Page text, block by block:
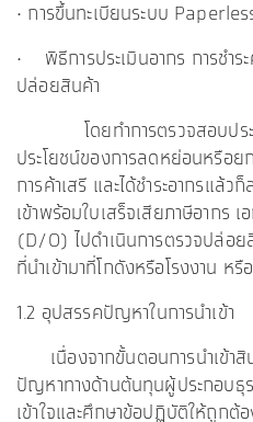
• การขึ้นทะเบียนระบบ
• พิธีการประเมินอากร การชำ
ปล่อยสินค้า
โดยทำการตรวจสอบประเ
ประโยชน์ของการลดหย่อนหรือย
การค้าเสรี และได้ชำระอากรแล้ว
เข้าพร้อมใบเสร็จเสียภาษีอากร
(D/O) ไปดำเนินการตรวจปล่อย
ที่นำเข้ามาที่โกดังหรือโรงงาน หรื
1.2 อุปสรรคปัญหาในการนำเข้า
เนื่องจากขั้นตอนการนำเข้า
ปัญหาทางด้านต้นทุนผู้ประกอบธุร
เข้าใจและศึกษาข้อปฏิบัติให้ถูกต้